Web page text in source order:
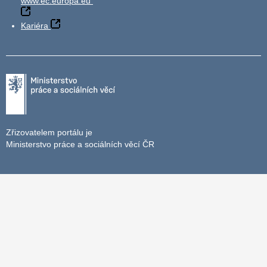
Kariéra
Zřizovatelem portálu je
Ministerstvo práce a sociálních věcí ČR